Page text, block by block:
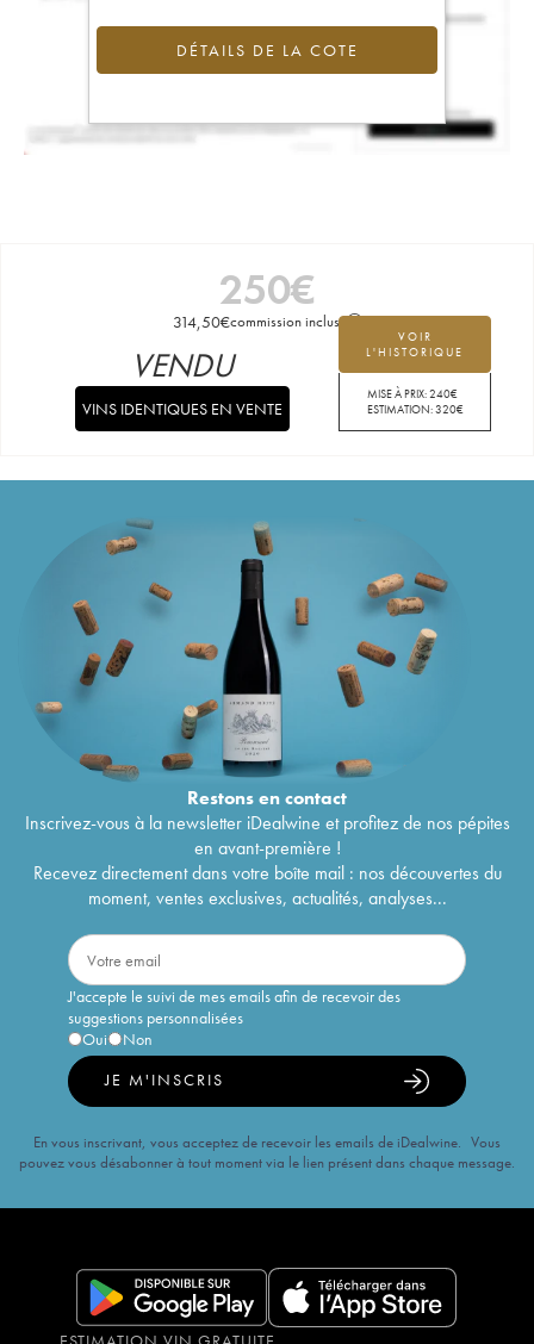
DÉTAILS DE LA COTE
250€
314,50€commission incluse
VOIR
L'HISTORIQUE
MISE À PRIX:240€
ESTIMATION:320€
VENDU
VINS IDENTIQUES EN VENTE
Restons encontact
Inscrivez-vous à la newsletter iDealwine et profitez de nos pépites
en avant-première !
Recevez directement dans votre boîte mail : nos découvertes du
moment, ventes exclusives, actualités, analyses...
J'accepte le suivi de mes emails afin de recevoir des
suggestions personnalisées
Oui
Non
JE M'INSCRIS
En vous inscrivant, vous acceptez de recevoir les emails de iDealwine. Vous
pouvez vous désabonner à tout moment via le lien présent dans chaque message.